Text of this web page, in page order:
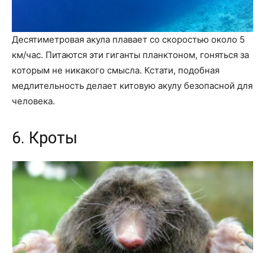
Десятиметровая акула плавает со скоростью около 5
км/час. Питаются эти гиганты планктоном, гоняться за
которым не никакого смысла. Кстати, подобная
медлительность делает китовую акулу безопасной для
человека.
6. Кроты